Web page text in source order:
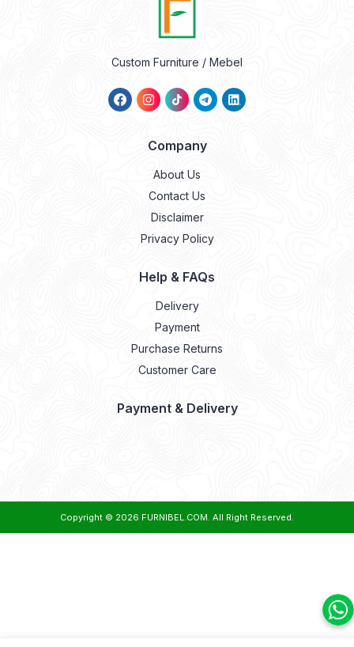
Custom Furniture / Mebel
Company
About Us
Contact Us
Disclaimer
Privacy Policy
Help & FAQs
Delivery
Payment
Purchase Returns
Customer Care
Payment & Delivery
Copyright © 2026 FURNIBEL.COM. All Right Reserved.